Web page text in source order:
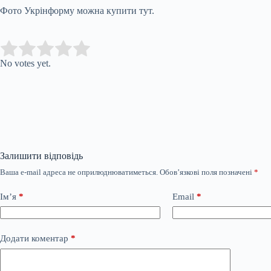
Фото Укрінформу можна купити тут.
Rate this item:
No votes yet.
Залишити відповідь
Ваша e-mail адреса не оприлюднюватиметься. Обов’язкові поля позначені *
Ім’я * Email *
Додати коментар *